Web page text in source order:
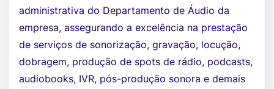
administrativa do Departamento de Áudio da
empresa, assegurando a excelência na prestação
de serviços de sonorização, gravação, locução,
dobragem, produção de spots de rádio, podcasts,
audiobooks, IVR, pós-produção sonora e demais